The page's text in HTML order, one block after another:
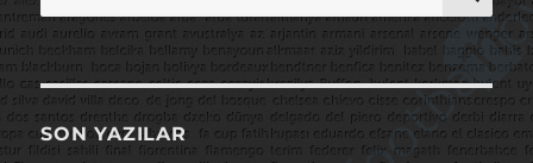
SON YAZILAR